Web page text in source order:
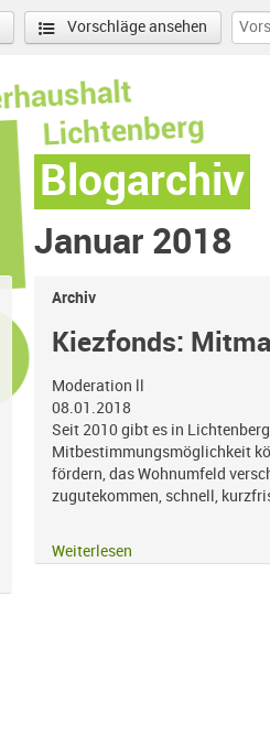
Vorschläge ansehen
Blogarchiv
Januar 2018
Archiv
Kiezfonds:
Moderation ll
08.01.2018
Seit 2010 gibt es in
Mitbestimmungsmöglichkeit
fördern, das Wohnumfeld
zugutekommen, schnell,
Weiterlesen